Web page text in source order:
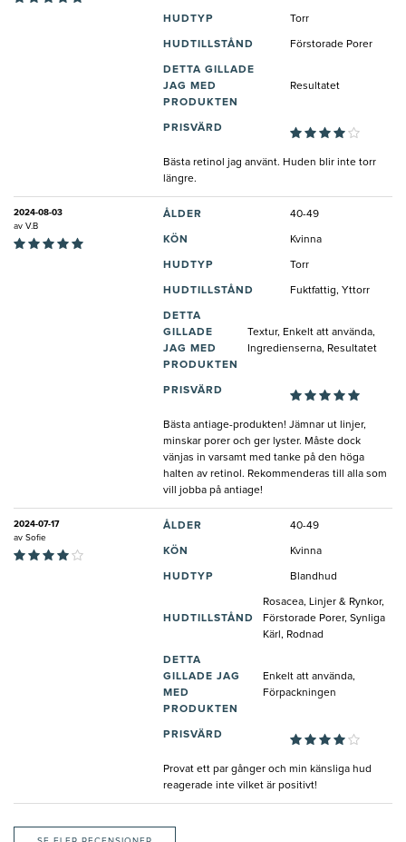
HUDTYP Torr
HUDTILLSTÅND Förstorade Porer
DETTA GILLADE
JAG MED
PRODUKTEN
Resultatet
PRISVÄRD
Bästa retinol jag använt. Huden blir inte torr
längre.
2024-08-03
av V.B
ÅLDER 40-49
KÖN Kvinna
HUDTYP Torr
HUDTILLSTÅND Fuktfattig, Yttorr
DETTA
GILLADE
JAG MED
PRODUKTEN
Textur, Enkelt att använda,
Ingredienserna, Resultatet
PRISVÄRD
Bästa antiage-produkten! Jämnar ut linjer,
minskar porer och ger lyster. Måste dock
vänjas in varsamt med tanke på den höga
halten av retinol. Rekommenderas till alla som
vill jobba på antiage!
2024-07-17
av Sofie
ÅLDER 40-49
KÖN Kvinna
HUDTYP Blandhud
HUDTILLSTÅND
Rosacea, Linjer & Rynkor,
Förstorade Porer, Synliga
Kärl, Rodnad
DETTA
GILLADE JAG
MED
PRODUKTEN
Enkelt att använda,
Förpackningen
PRISVÄRD
Provat ett par gånger och min känsliga hud
reagerade inte vilket är positivt!